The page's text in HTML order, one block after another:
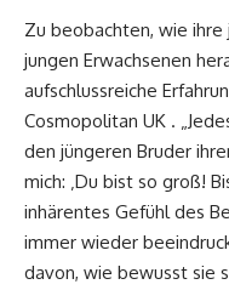
Zu beobachten, wie ihre
jungen Erwachsenen
aufschlussreiche
Cosmopolitan UK .
den jüngeren Bruder
mich: ‚Du bist so groß!
inhärentes Gefühl des
immer wieder
davon, wie bewusst sie